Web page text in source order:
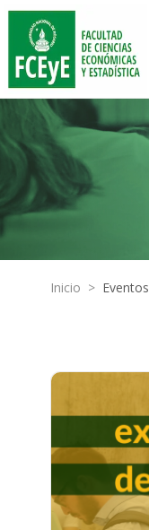
Inicio > Eventos